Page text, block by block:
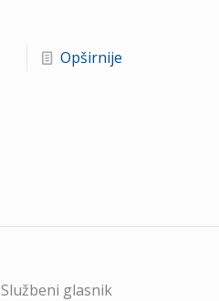
Opširnije
Službeni glasnik